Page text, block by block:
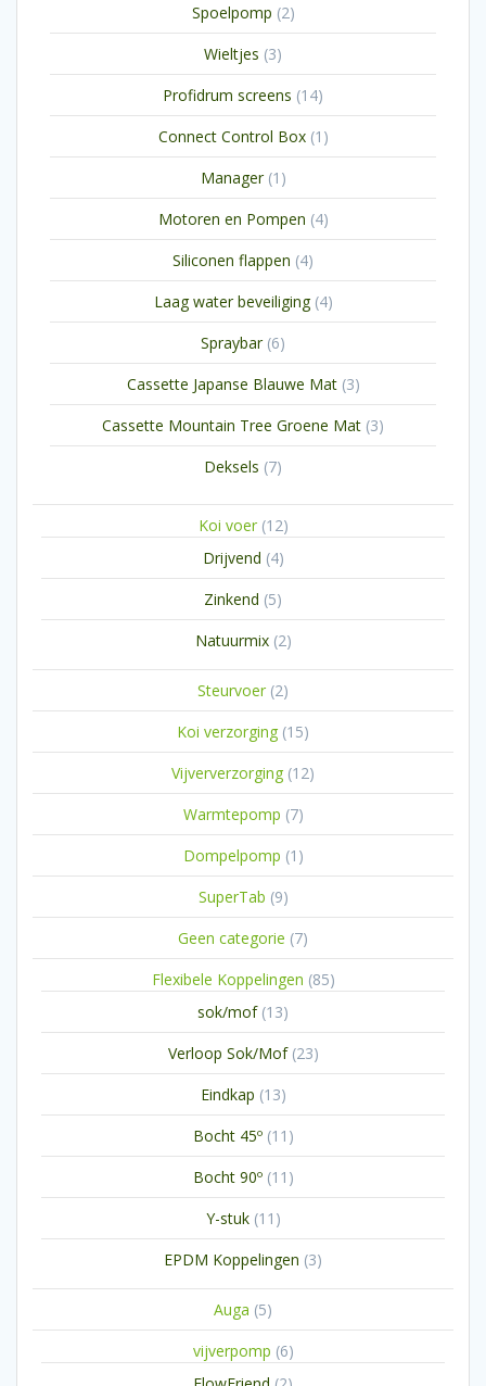
Spoelpomp 22
producten
Wieltjes 33
producten
Profidrum screens 1414
producten
Connect Control Box 1 1
product
Manager 1 1
product
Motoren en Pompen 44
producten
Siliconen flappen 44
producten
Laag water beveiliging 44
producten
Spraybar 66
producten
Cassette Japanse Blauwe Mat 33
producten
Cassette Mountain Tree Groene Mat 33
producten
Deksels 77
Koi voer 1212
Drijvend 44
producten
Zinkend 55
producten
Natuurmix 22
Steurvoer 22
producten
Koi verzorging 1515
producten
Vijververzorging 1212
producten
Warmtepomp 77
producten
Dompelpomp 1 1
product
SuperTab 99
producten
Geen categorie 77
producten
Flexibele Koppelingen 8585
sok/mof 1313
producten
Verloop Sok/Mof 2323
producten
Eindkap 1313
producten
Bocht 45º 11 11
producten
Bocht 90º 11 11
producten
Y-stuk 11 11
producten
EPDM Koppelingen 33
Auga 55
producten
vijverpomp 66